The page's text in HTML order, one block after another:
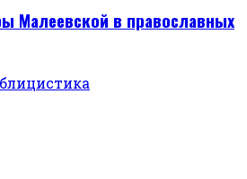
Малеевской в православных